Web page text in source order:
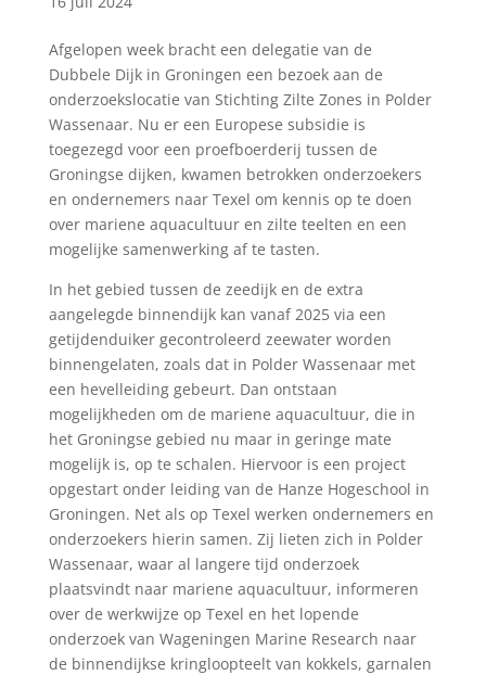
Afgelopen week bracht een delegatie van de
Dubbele Dijk in Groningen een bezoek aan de
onderzoekslocatie van Stichting Zilte Zones in Polder
Wassenaar. Nu er een Europese subsidie is
toegezegd voor een proefboerderij tussen de
Groningse dijken, kwamen betrokken onderzoekers
en ondernemers naar Texel om kennis op te doen
over mariene aquacultuur en zilte teelten en een
mogelijke samenwerking af te tasten.
In het gebied tussen de zeedijk en de extra
aangelegde binnendijk kan vanaf 2025 via een
getijdenduiker gecontroleerd zeewater worden
binnengelaten, zoals dat in Polder Wassenaar met
een hevelleiding gebeurt. Dan ontstaan
mogelijkheden om de mariene aquacultuur, die in
het Groningse gebied nu maar in geringe mate
mogelijk is, op te schalen. Hiervoor is een project
opgestart onder leiding van de Hanze Hogeschool in
Groningen. Net als op Texel werken ondernemers en
onderzoekers hierin samen. Zij lieten zich in Polder
Wassenaar, waar al langere tijd onderzoek
plaatsvindt naar mariene aquacultuur, informeren
over de werkwijze op Texel en het lopende
onderzoek van Wageningen Marine Research naar
de binnendijkse kringloopteelt van kokkels, garnalen